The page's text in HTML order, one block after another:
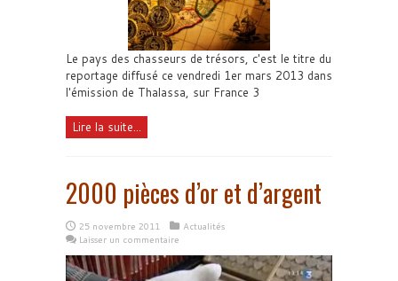
Le pays des chasseurs de trésors, c'est le titre du
reportage diffusé ce vendredi 1er mars 2013 dans
l'émission de Thalassa, sur France 3
Lire la suite...
2000 pièces d’or et d’argent
25 novembre 2011
Actualités
Laisser un commentaire